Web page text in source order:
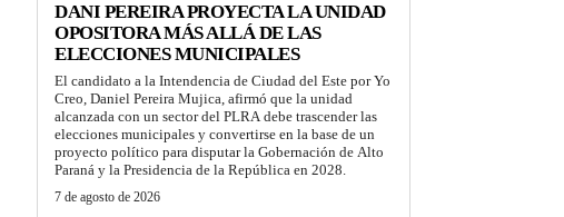
DANI PEREIRA PROYECTA LA UNIDAD
OPOSITORA MÁS ALLÁ DE LAS
ELECCIONES MUNICIPALES
El candidato a la Intendencia de Ciudad del Este por Yo
Creo, Daniel Pereira Mujica, afirmó que la unidad
alcanzada con un sector del PLRA debe trascender las
elecciones municipales y convertirse en la base de un
proyecto político para disputar la Gobernación de Alto
Paraná y la Presidencia de la República en 2028.
7 de agosto de 2026